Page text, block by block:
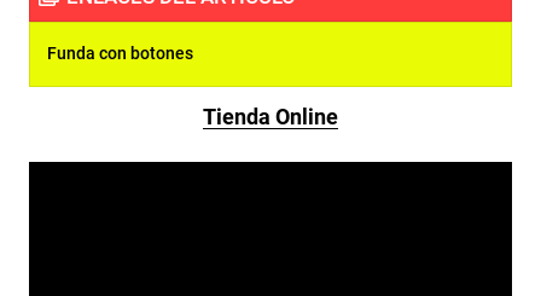
Funda con botones
Tienda Online